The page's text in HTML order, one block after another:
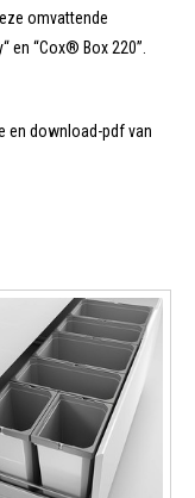
omvattende
en “Cox® Box 220”.
en download-pdf van